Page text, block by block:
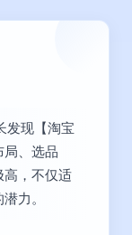
发现【淘宝
局、选品
高，不仅适
力。